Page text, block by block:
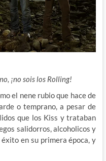
¡no sois los Rolling!
el nene rubio que hace de
o temprano, a pesar de
que los Kiss y trataban
salidorros, alcoholicos y
en su primera época, y